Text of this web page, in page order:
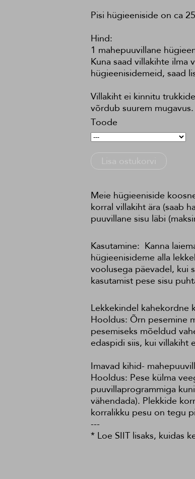
Pisi hügieeniside on ca
Hind:
1 mahepuuvillane
Kuna saad villakihte ilma
hügieenisidemeid, saad
Villakiht ei kinnitu
võrdub suurem mugavus.
Toode
Lisa ostukorvi
Meie hügieeniside
korral villakiht ära (saab
puuvillane sisu läbi
Kasutamine: Kanna
hügieenisideme alla
voolusega päevadel, kui
kasutamist pese sisu
Lekkekindel kahekordne
Hooldus: Õrn pesemine
pesemiseks mõeldud
edaspidi siis, kui villakiht
Imavad kihid-
Hooldus: Pese külma
puuvillaprogrammiga
vähendada). Plekkide
korralikku pesu on tegu
---
* Loe SIITlisaks, kuidas